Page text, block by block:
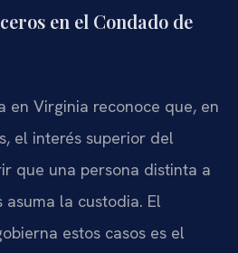
en el Condado de
en Virginia reconoce que, en
el interés superior del
que una persona distinta a
la custodia. El
estos casos es el